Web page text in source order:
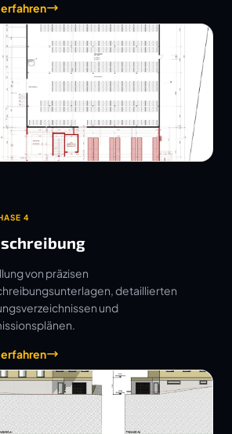
4
von präzisen
detaillierten
und